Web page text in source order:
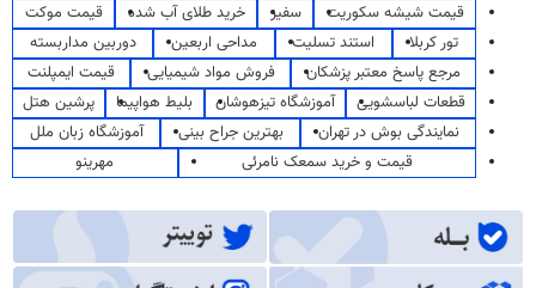
قیمت شیشه سکوریت سفیر خرید طلای آب شده
قیمت موکت
تور کربلا
استند تسلیت مداحی اربعین
دوربین مداربسته
مرجع پاسخ معتبر پزشکان
فروش مواد شیمیایی
قیمت ایمپلنت
قطعات لباسشویی
آموزشگاه تیزهوشان بلیط هواپیما
پرشین هتل
نمایندگی بوش در تهران
بهترین جراح بینی
آموزشگاه زبان ملل
قیمت و خرید سمعک نامرئی
مهرینو